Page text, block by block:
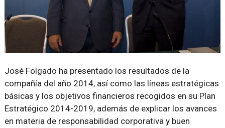
José Folgado ha presentado los resultados de la
compañía del año 2014, así como las líneas estratégicas
básicas y los objetivos financieros recogidos en su Plan
Estratégico 2014-2019, además de explicar los avances
en materia de responsabilidad corporativa y buen